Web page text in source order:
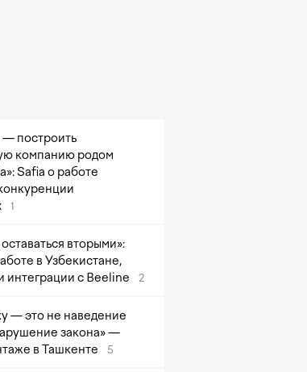
построить
компанию родом
Safia о работе
1
вторыми»:
в Узбекистане,
интеграции с Beeline
2
— это не наведение
закона» —
в Ташкенте
5